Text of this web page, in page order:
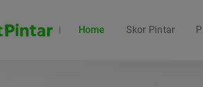
Home Skor Pintar